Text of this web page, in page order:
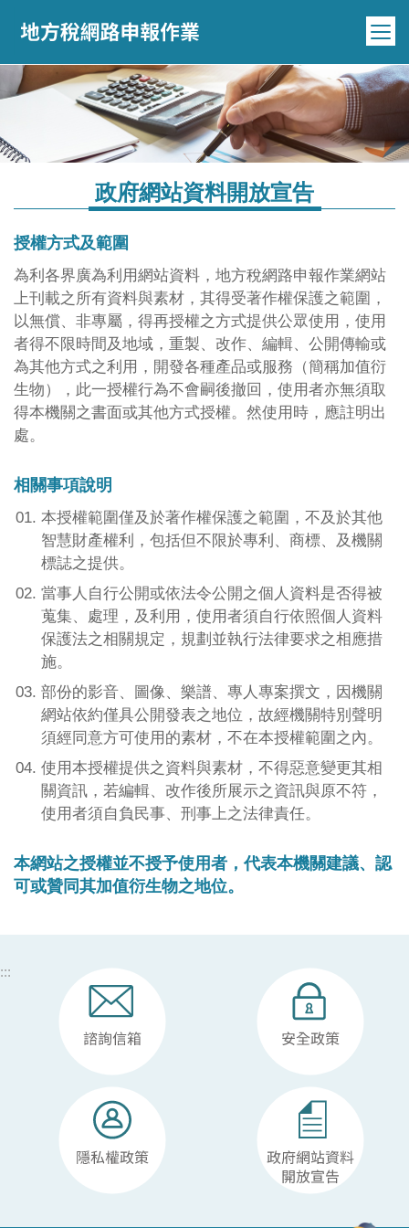
政府網站資料開放宣告
授權方式及範圍
為利各界廣為利用網站資料，地方稅網路申報作業網站
上刊載之所有資料與素材，其得受著作權保護之範圍，
以無償、非專屬，得再授權之方式提供公眾使用，使用
者得不限時間及地域，重製、改作、編輯、公開傳輸或
為其他方式之利用，開發各種產品或服務（簡稱加值衍
生物），此一授權行為不會嗣後撤回，使用者亦無須取
得本機關之書面或其他方式授權。然使用時，應註明出
處。
相關事項說明
本授權範圍僅及於著作權保護之範圍，不及於其他
智慧財產權利，包括但不限於專利、商標、及機關
標誌之提供。
當事人自行公開或依法令公開之個人資料是否得被
蒐集、處理，及利用，使用者須自行依照個人資料
保護法之相關規定，規劃並執行法律要求之相應措
施。
部份的影音、圖像、樂譜、專人專案撰文，因機關
網站依約僅具公開發表之地位，故經機關特別聲明
須經同意方可使用的素材，不在本授權範圍之內。
使用本授權提供之資料與素材，不得惡意變更其相
關資訊，若編輯、改作後所展示之資訊與原不符，
使用者須自負民事、刑事上之法律責任。
本網站之授權並不授予使用者，代表本機關建議、認
可或贊同其加值衍生物之地位。
:::